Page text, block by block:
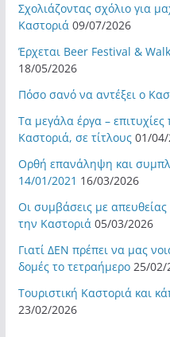
Σχολιάζοντας σχόλιο για
Καστοριά 09/07/2026
Έρχεται Beer Festival &
18/05/2026
Πόσο σανό να αντέξει ο
Τα μεγάλα έργα –
Καστοριά, σε τίτλους 01/
Ορθή επανάληψη και
14/01/2021 16/03/2026
Οι συμβάσεις με
την Καστοριά 05/03/2026
Γιατί ΔΕΝ πρέπει να μας
δομές το τετραήμερο 25/02/
Τουριστική Καστοριά και
23/02/2026